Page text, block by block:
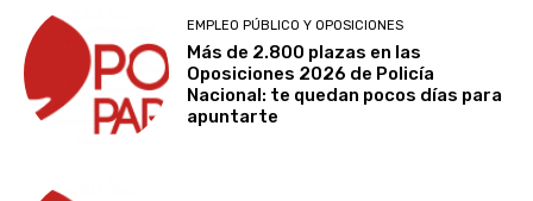
EMPLEO PÚBLICO Y OPOSICIONES
Más de 2.800 plazas en las
Oposiciones 2026 de Policía
Nacional: te quedan pocos días para
apuntarte